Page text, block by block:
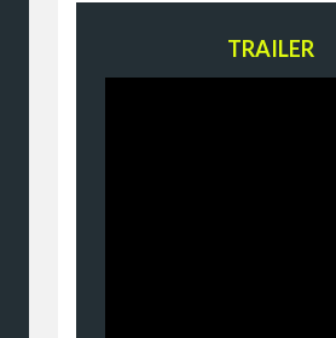
TRAILER